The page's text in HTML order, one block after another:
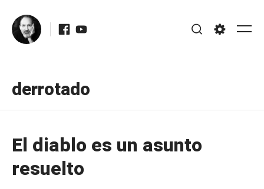
content
Facebook
Youtube
derrotado
El diablo es un asunto
resuelto